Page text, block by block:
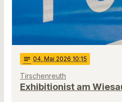
notes 04. Mai 2026 10:15
Tirschenreuth
Exhibitionist am